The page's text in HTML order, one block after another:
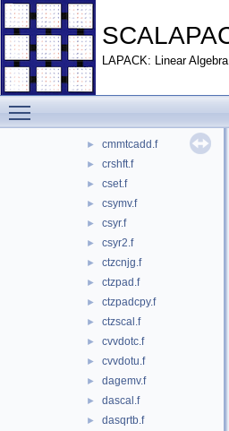
LAPACK: Linear
►
► cmmcadd.f
► cmmdda.f
► cmmddac.f
►
► cmmtadd.f
► cmmtcadd.f
► crshft.f
► cset.f
► csymv.f
► csyr.f
► csyr2.f
► ctzcnjg.f
► ctzpad.f
► ctzpadcpy.f
► ctzscal.f
► cvvdotc.f
► cvvdotu.f
► dagemv.f
► dascal.f
► dasqrtb.f